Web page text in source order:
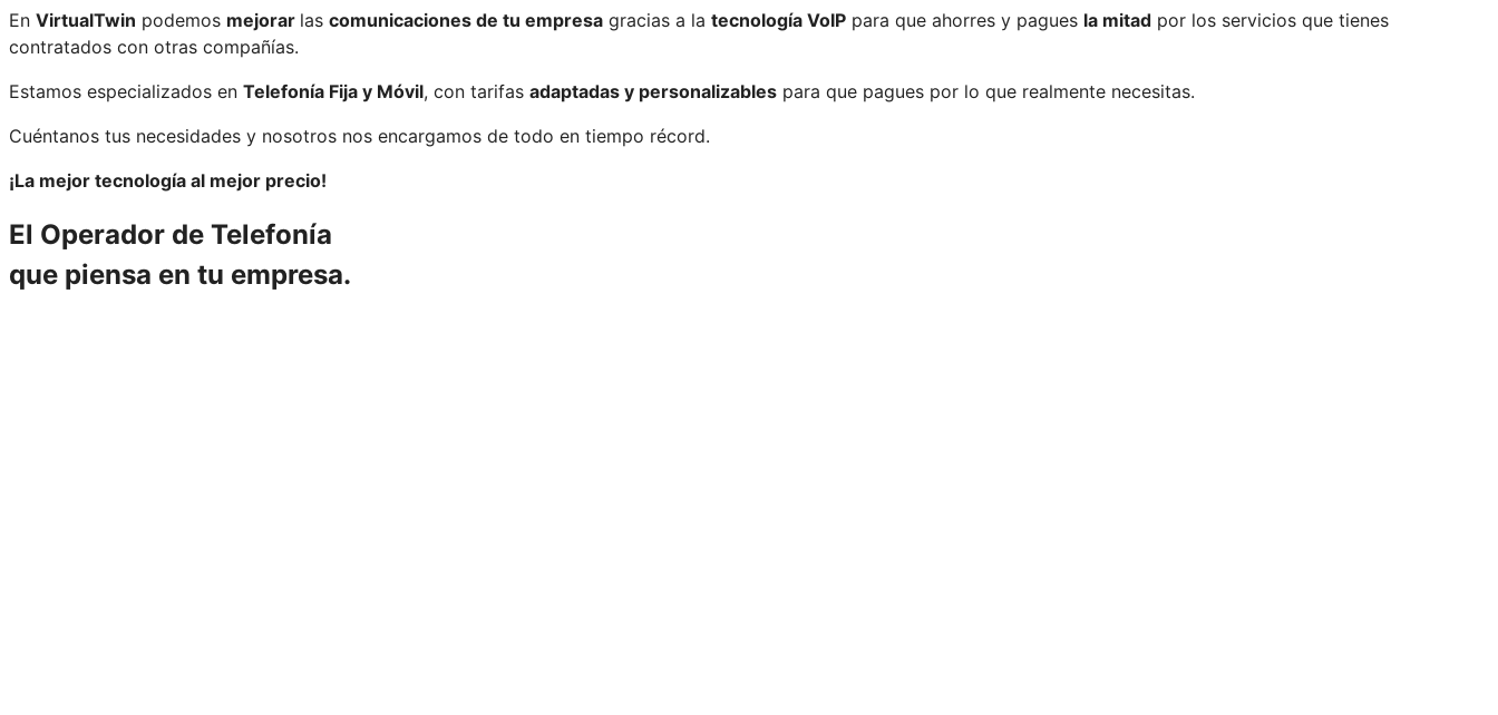
En VirtualTwin podemos mejorar las comunicaciones de tu empresa gracias a la tecnología VoIP para que ahorres y pagues la mitad por los servicios que tienes
contratados con otras compañías.
Estamos especializados en Telefonía Fija y Móvil, con tarifas adaptadas y personalizables para que pagues por lo que realmente necesitas.
Cuéntanos tus necesidades y nosotros nos encargamos de todo en tiempo récord.
¡La mejor tecnología al mejor precio!
El Operador de Telefonía
que piensa en tu empresa.